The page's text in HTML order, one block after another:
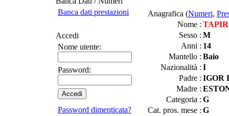
Banca dati prestazioni
Accedi
Nome utente:
Password:
Password dimenticata?
Anagrafica (Numeri,
Nome :
Sesso : M
Anni : 14
Mantello : Baio
Nazionalità : I
Padre : IGOR
Madre :
Categoria : G
Cat. pros. mese : G